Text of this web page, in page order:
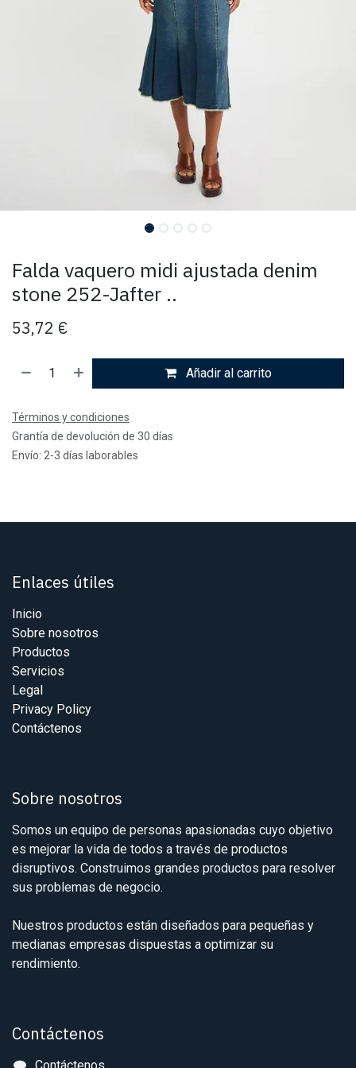
Falda vaquero midi ajustada denim
stone 252-Jafter ..
53,72 €
Añadir al carrito
Términos y condiciones
Grantía de devolución de 30 días
Envío: 2-3 días laborables
Enlaces útiles
Inicio
Sobre nosotros
Productos
Servicios
Legal
Privacy Policy
Contáctenos
Sobre nosotros
Somos un equipo de personas apasionadas cuyo objetivo
es mejorar la vida de todos a través de productos
disruptivos. Construimos grandes productos para resolver
sus problemas de negocio.
Nuestros productos están diseñados para pequeñas y
medianas empresas dispuestas a optimizar su
rendimiento.
Contáctenos